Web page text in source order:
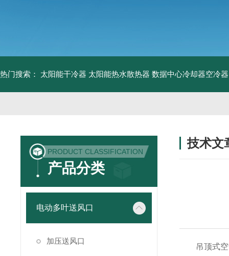
热门搜索： 太阳能干冷器 太阳能热水散热器 数据中心冷却器空冷器
PRODUCT CLASSIFICATION
产品分类
电动多叶送风口
加压送风口
技术文
吊顶式空